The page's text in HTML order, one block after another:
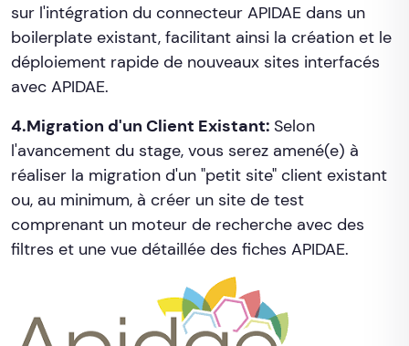
sur l'intégration du connecteur APIDAE dans un
boilerplate existant, facilitant ainsi la création et le
déploiement rapide de nouveaux sites interfacés
avec APIDAE.
4.Migration d'un Client Existant: Selon
l'avancement du stage, vous serez amené(e) à
réaliser la migration d'un "petit site" client existant
ou, au minimum, à créer un site de test
comprenant un moteur de recherche avec des
filtres et une vue détaillée des fiches APIDAE.